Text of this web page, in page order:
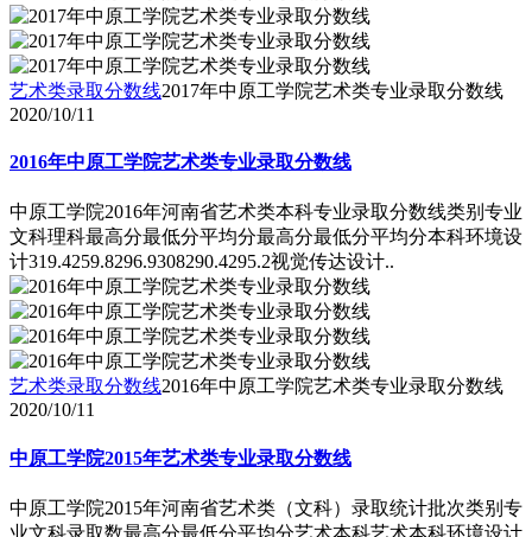
艺术类录取分数线2017年中原工学院艺术类专业录取分数线
2020/10/11
2016年中原工学院艺术类专业录取分数线
中原工学院2016年河南省艺术类本科专业录取分数线类别专业
文科理科最高分最低分平均分最高分最低分平均分本科环境设
计319.4259.8296.9308290.4295.2视觉传达设计..
艺术类录取分数线2016年中原工学院艺术类专业录取分数线
2020/10/11
中原工学院2015年艺术类专业录取分数线
中原工学院2015年河南省艺术类（文科）录取统计批次类别专
业文科录取数最高分最低分平均分艺术本科艺术本科环境设计